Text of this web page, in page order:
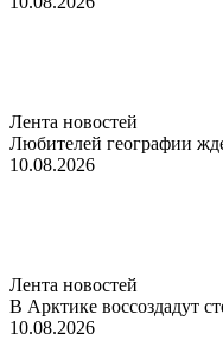
Лента новостей
Любителей географии
10.08.2026
Лента новостей
В Арктике воссоздадут
10.08.2026